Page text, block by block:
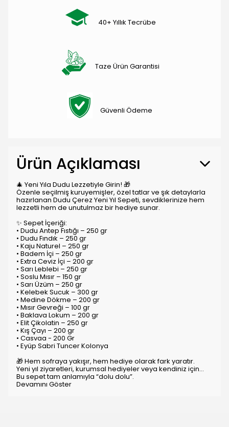
40+ Yıllık Tecrübe
Taze Ürün Garantisi
Güvenli Ödeme
Ürün Açıklaması
🎄 Yeni Yıla Dudu Lezzetiyle Girin! 🎁
Özenle seçilmiş kuruyemişler, özel tatlar ve şık detaylarla
hazırlanan Dudu Çerez Yeni Yıl Sepeti, sevdiklerinize hem
lezzetli hem de unutulmaz bir hediye sunar.
✨ Sepet İçeriği:
• Dudu Antep Fıstığı – 250 gr
• Dudu Fındık – 250 gr
• Kaju Naturel – 250 gr
• Badem İçi – 250 gr
• Extra Ceviz İçi – 200 gr
• Sarı Leblebi – 250 gr
• Soslu Mısır – 150 gr
• Sarı Üzüm – 250 gr
• Kelebek Sucuk – 300 gr
• Medine Dökme – 200 gr
• Mısır Gevreği – 100 gr
• Baklava Lokum – 200 gr
• Elit Çikolatin – 250 gr
• Kış Çayı – 200 gr
• Casvaa - 200 Gr
• Eyüp Sabri Tuncer Kolonya
🎁 Hem sofraya yakışır, hem hediye olarak fark yaratır.
Yeni yıl ziyaretleri, kurumsal hediyeler veya kendiniz için…
Bu sepet tam anlamıyla “dolu dolu”.
Devamını Göster